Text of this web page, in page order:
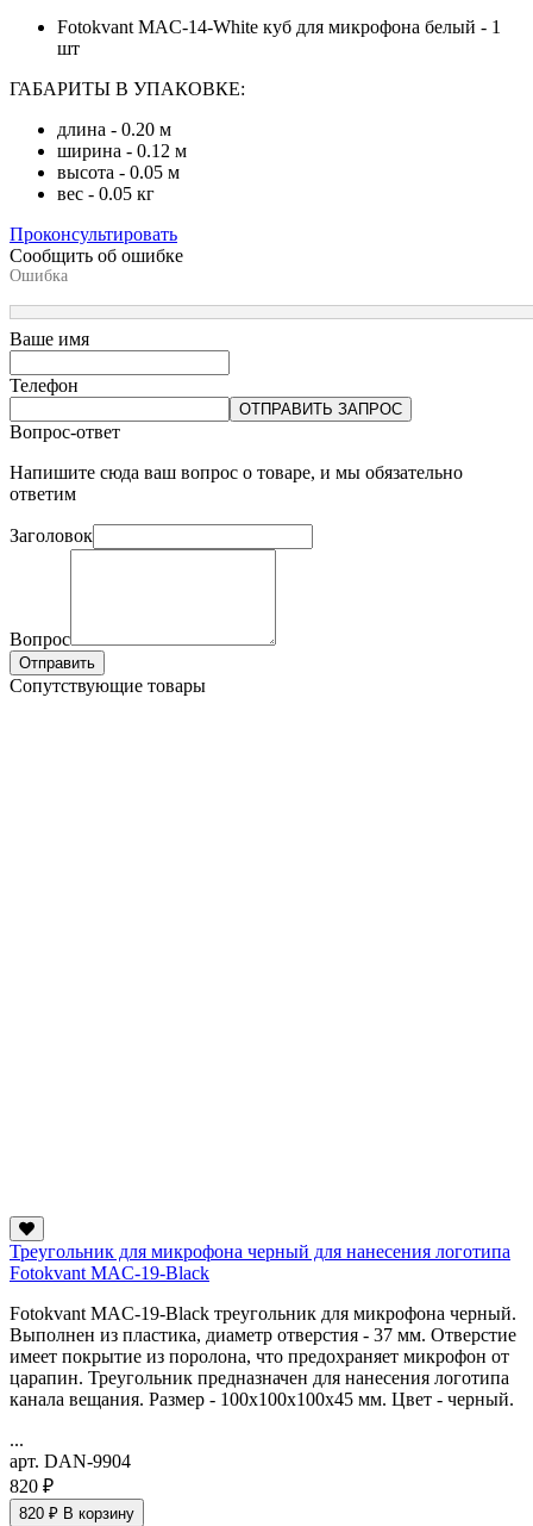
Fotokvant MAC-14-White куб для микрофона белый - 1
шт
ГАБАРИТЫ В УПАКОВКЕ:
длина - 0.20 м
ширина - 0.12 м
высота - 0.05 м
вес - 0.05 кг
Проконсультировать
Сообщить об ошибке
Ошибка
Ваше имя
Телефон
ОТПРАВИТЬ ЗАПРОС
Вопрос-ответ
Напишите сюда ваш вопрос о товаре, и мы обязательно
ответим
Заголовок
Вопрос
Отправить
Сопутствующие товары
Треугольник для микрофона черный для нанесения логотипа
Fotokvant MAC-19-Black
Fotokvant MAC-19-Black треугольник для микрофона черный.
Выполнен из пластика, диаметр отверстия - 37 мм. Отверстие
имеет покрытие из поролона, что предохраняет микрофон от
царапин. Треугольник предназначен для нанесения логотипа
канала вещания. Размер - 100x100x100х45 мм. Цвет - черный.
...
арт. DAN-9904
820 ₽
820 ₽ В корзину